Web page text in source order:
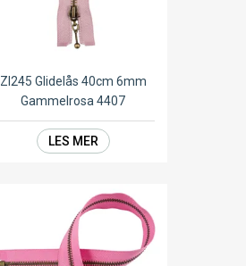
ZI245 Glidelås 40cm 6mm
Gammelrosa 4407
LES MER